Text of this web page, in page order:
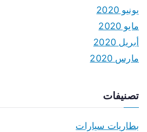
يونيو 2020
مايو 2020
أبريل 2020
مارس 2020
تصنيفات
بطاريات سيارات